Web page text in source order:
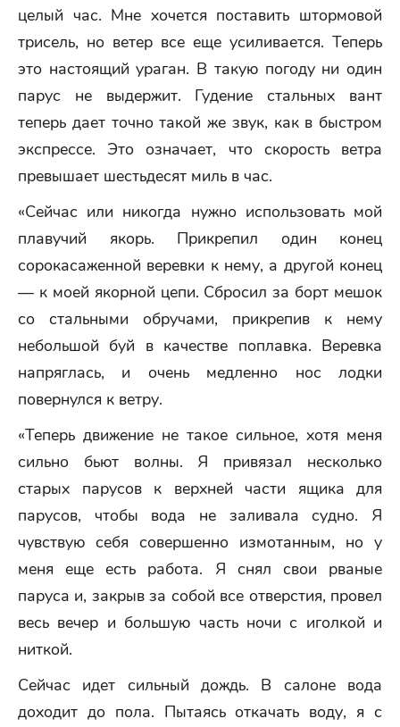
целый час. Мне хочется поставить штормовой
трисель, но ветер все еще усиливается. Теперь
это настоящий ураган. В такую погоду ни один
парус не выдержит. Гудение стальных вант
теперь дает точно такой же звук, как в быстром
экспрессе. Это означает, что скорость ветра
превышает шестьдесят миль в час.
«Сейчас или никогда нужно использовать мой
плавучий якорь. Прикрепил один конец
сорокасаженной веревки к нему, а другой конец
— к моей якорной цепи. Сбросил за борт мешок
со стальными обручами, прикрепив к нему
небольшой буй в качестве поплавка. Веревка
напряглась, и очень медленно нос лодки
повернулся к ветру.
«Теперь движение не такое сильное, хотя меня
сильно бьют волны. Я привязал несколько
старых парусов к верхней части ящика для
парусов, чтобы вода не заливала судно. Я
чувствую себя совершенно измотанным, но у
меня еще есть работа. Я снял свои рваные
паруса и, закрыв за собой все отверстия, провел
весь вечер и большую часть ночи с иголкой и
ниткой.
Сейчас идет сильный дождь. В салоне вода
доходит до пола. Пытаясь откачать воду, я с